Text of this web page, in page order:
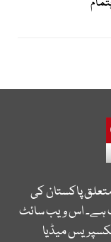
پاکستان کی
ہے۔ اس ویب سائٹ
میڈیا